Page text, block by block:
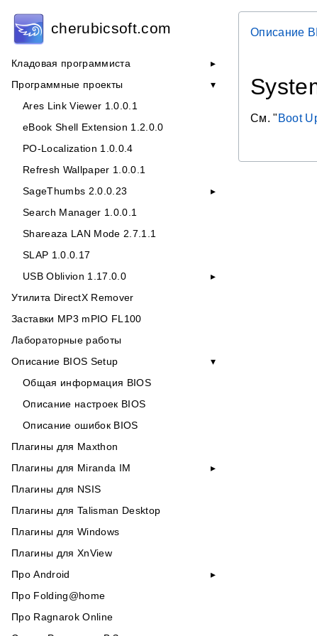
cherubicsoft.com
Кладовая программиста
Программные проекты
Ares Link Viewer 1.0.0.1
eBook Shell Extension 1.2.0.0
PO-Localization 1.0.0.4
Refresh Wallpaper 1.0.0.1
SageThumbs 2.0.0.23
Search Manager 1.0.0.1
Shareaza LAN Mode 2.7.1.1
SLAP 1.0.0.17
USB Oblivion 1.17.0.0
Утилита DirectX Remover
Заставки MP3 mPIO FL100
Лабораторные работы
Описание BIOS Setup
Общая информация BIOS
Описание настроек BIOS
Описание ошибок BIOS
Плагины для Maxthon
Плагины для Miranda IM
Плагины для NSIS
Плагины для Talisman Desktop
Плагины для Windows
Плагины для XnView
Про Android
Про Folding@home
Про Ragnarok Online
Описание
См. " Boot